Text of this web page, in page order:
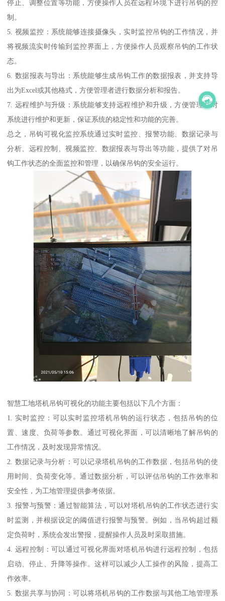
停止、调整位置等功能，方便操作人员在远程环境下进行吊钩的控
制。
5. 视频监控：系统能够连接摄像头，实时监控吊钩的工作情况，并
将视频流实时传输到监控界面上，方便操作人员观察吊钩的工作状
态。
6. 数据报表与导出：系统能够生成吊钩工作的数据报表，并支持导
出为Excel或其他格式，方便管理者进行数据分析和报告。
7. 远程维护与升级：系统能够支持远程维护和升级，方便管理者对
系统进行维护和更新，保证系统的稳定性和功能的完善。
总之，吊钩可视化监控系统通过实时监控、报警功能、数据记录与
分析、远程控制、视频监控、数据报表与导出等功能，提供了对吊
钩工作状态的全面监控和管理，以确保吊钩的安全运行。
智慧工地塔机吊钩可视化的功能主要包括以下几个方面：
1. 实时监控：可以实时监控塔机吊钩的运行状态，包括吊钩的位
置、速度、负荷等参数。通过可视化界面，可以清晰地了解吊钩的
工作情况，及时发现异常情况。
2. 数据记录与分析：可以记录塔机吊钩的工作数据，包括吊钩的使
用时间、负荷变化等。通过数据分析，可以评估吊钩的工作效率和
安全性，为工地管理提供参考依据。
3. 报警与预警：通过智能算法，可以对塔机吊钩的工作状态进行实
时监测，并根据设定的阈值进行报警与预警。例如，当吊钩超过额
定负荷时，系统会发出警报，提醒操作人员及时采取措施。
4. 远程控制：可以通过可视化界面对塔机吊钩进行远程控制，包括
启动、停止、升降等操作。这样可以减少人工操作的风险，提高工
作效率。
5. 数据共享与协同：可以将塔机吊钩的工作数据与其他工地管理系